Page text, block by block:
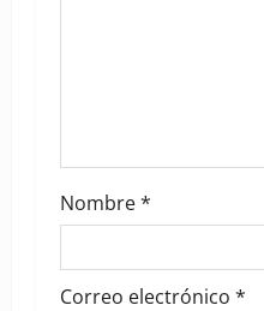
Nombre*
Correo electrónico *